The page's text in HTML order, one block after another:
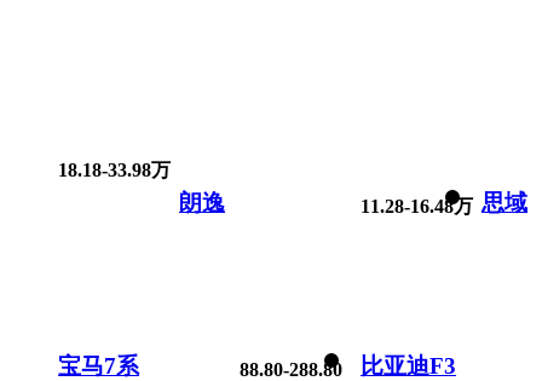
18.18-33.98万
朗逸 11.28-16.48万 思域
宝马7系 88.80-288.80 比亚迪F3